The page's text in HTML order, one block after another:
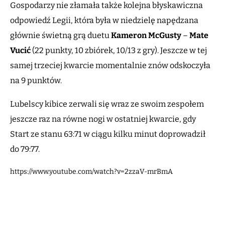
Gospodarzy nie złamała także kolejna błyskawiczna
odpowiedź Legii, która była w niedzielę napędzana
głównie świetną grą duetuKameron McGusty – Mate
Vucić (22 punkty, 10 zbiórek, 10/13 z gry). Jeszcze w tej
samej trzeciej kwarcie momentalnie znów odskoczyła
na 9 punktów.
Lubelscy kibice zerwali się wraz ze swoim zespołem
jeszcze raz na równe nogi w ostatniej kwarcie, gdy
Start ze stanu 63:71 w ciągu kilku minut doprowadził
do 79:77.
https://www.youtube.com/watch?v=2zzaV-mrBmA